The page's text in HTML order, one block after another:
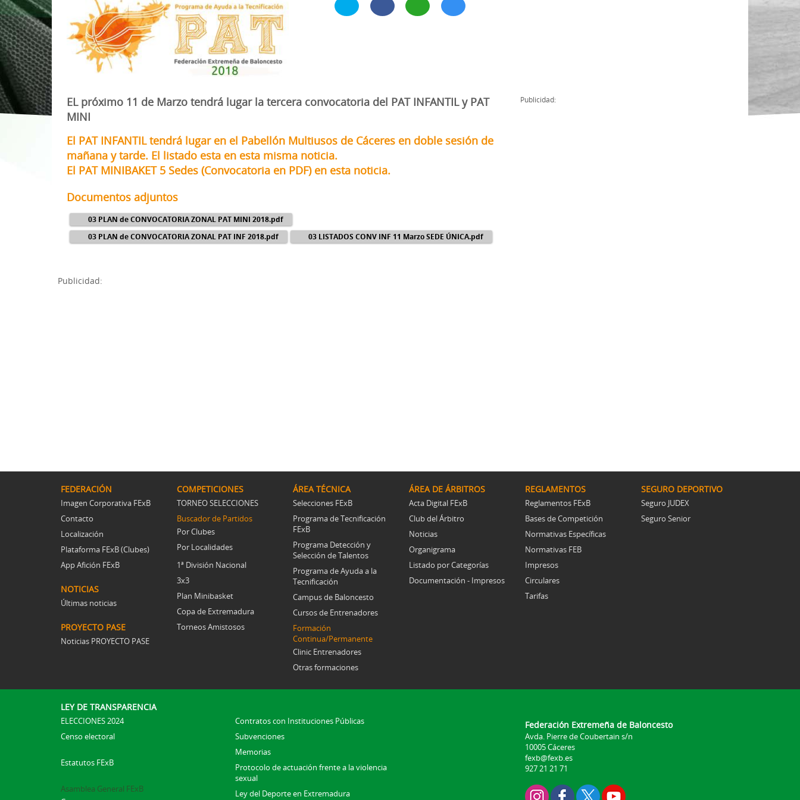
1ª División Nacional
3x3
Plan Minibasket
Torneos Amistosos
Formación Continua/Permanente
Tarifas
Subvenciones
EL próximo 11 de Marzo tendrá lugar la tercera convocatoria del PAT INFANTIL y PAT
MINI
El PAT INFANTIL tendrá lugar en el Pabellón Multiusos de Cáceres en doble sesión de
mañana y tarde. El listado esta en esta misma noticia.
El PAT MINIBAKET 5 Sedes (Convocatoria en PDF) en esta noticia.
Documentos adjuntos
03 PLAN de CONVOCATORIA ZONAL PAT MINI 2018.pdf
03 PLAN de CONVOCATORIA ZONAL PAT INF 2018.pdf
03 LISTADOS CONV INF 11 Marzo SEDE ÚNICA.pdf
Publicidad:
Publicidad:
FEDERACIÓN
Imagen Corporativa FExB
Contacto
Localización
Plataforma FExB (Clubes)
App Afición FExB
NOTICIAS
Últimas noticias
PROYECTO PASE
Noticias PROYECTO PASE
COMPETICIONES
TORNEO SELECCIONES
Buscador de Partidos
Por Clubes
Por Localidades
1ª División Nacional
3x3
Plan Minibasket
Copa de Extremadura
Torneos Amistosos
ÁREA TÉCNICA
Selecciones FExB
Programa de Tecnificación
FExB
Programa Detección y
Selección de Talentos
Programa de Ayuda a la
Tecnificación
Campus de Baloncesto
Cursos de Entrenadores
Formación
Continua/Permanente
Clinic Entrenadores
Otras formaciones
ÁREA DE ÁRBITROS
Acta Digital FExB
Club del Árbitro
Noticias
Organigrama
Listado por Categorías
Documentación - Impresos
REGLAMENTOS
Reglamentos FExB
Bases de Competición
Normativas Específicas
Normativas FEB
Impresos
Circulares
Tarifas
SEGURO DEPORTIVO
Seguro JUDEX
Seguro Senior
LEY DE TRANSPARENCIA
ELECCIONES 2024
Censo electoral
Estatutos FExB
Asamblea General FExB
Contratos con Instituciones Públicas
Subvenciones
Memorias
Protocolo de actuación frente a la violencia
sexual
Ley del Deporte en Extremadura
Federación Extremeña de Baloncesto
Avda. Pierre de Coubertain s/n
10005 Cáceres
fexb@fexb.es
927 21 21 71